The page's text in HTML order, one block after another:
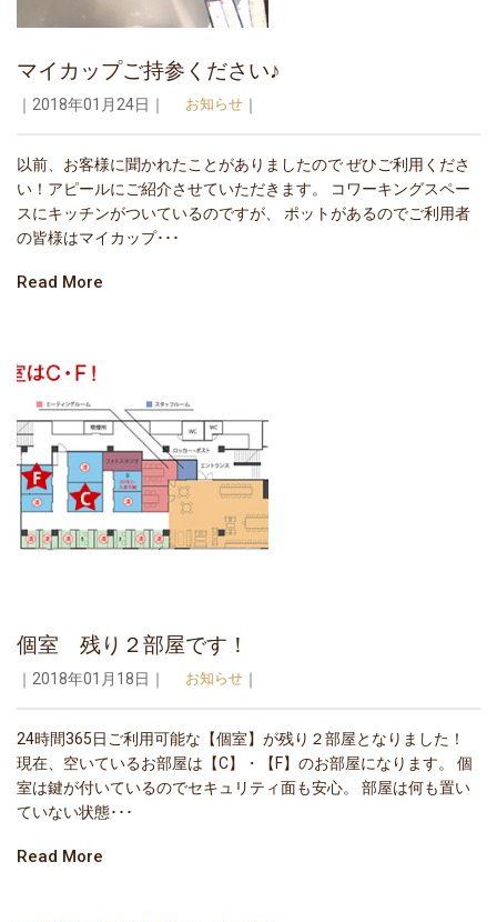
マイカップご持参ください♪
｜2018年01月24日｜ お知らせ ｜
以前、お客様に聞かれたことがありましたので ぜひご利用くださ
い！アピールにご紹介させていただきます。 コワーキングスペー
スにキッチンがついているのですが、 ポットがあるのでご利用者
の皆様はマイカップ･･･
Read More
個室 残り２部屋です！
｜2018年01月18日｜ お知らせ ｜
24時間365日ご利用可能な【個室】が残り２部屋となりました！
現在、空いているお部屋は【C】・【F】のお部屋になります。 個
室は鍵が付いているのでセキュリティ面も安心。 部屋は何も置い
ていない状態･･･
Read More